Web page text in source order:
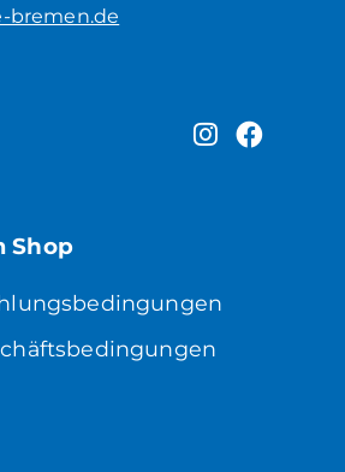
bremen.de
Shop